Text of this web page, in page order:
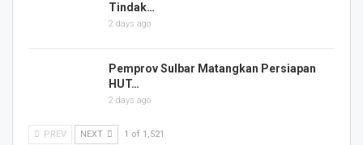
Tindak…
2 days ago
Pemprov Sulbar Matangkan Persiapan
HUT…
2 days ago
PREV NEXT 1 of 1,521